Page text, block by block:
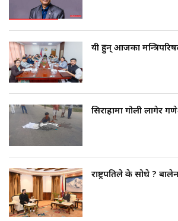
यी हुन् आजका
सिराहामा गोली लागेर
राष्ट्रपतिले के सोधे ?